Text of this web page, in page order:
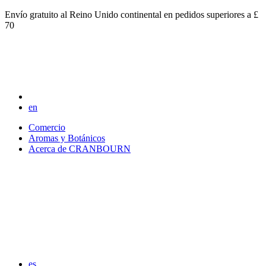
Envío gratuito al Reino Unido continental en pedidos superiores a £
70
en
Comercio
Aromas y Botánicos
Acerca de CRANBOURN
es